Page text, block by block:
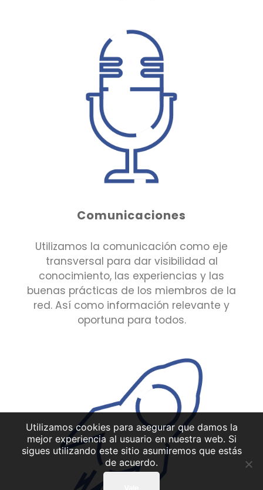
Comunicaciones
Utilizamos la comunicación como eje
transversal para dar visibilidad al
conocimiento, las experiencias y las
buenas prácticas de los miembros de la
red. Así como información relevante y
oportuna para todos.
Utilizamos cookies para asegurar que damos la
mejor experiencia al usuario en nuestra web. Si
sigues utilizando este sitio asumiremos que estás
de acuerdo.